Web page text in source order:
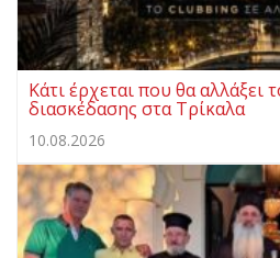
Κάτι έρχεται που θα αλλάξει
διασκέδασης στα Τρίκαλα
10.08.2026